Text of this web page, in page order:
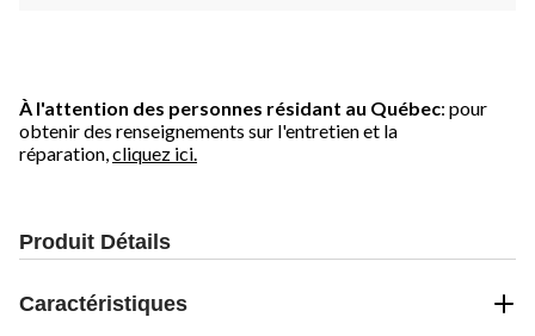
À l'attention des personnes résidant au Québec: pour
obtenir des renseignements sur l'entretien et la
réparation, cliquez ici.
Produit Détails
Caractéristiques